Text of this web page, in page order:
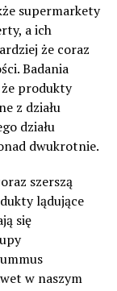
supermarkety
a ich
że coraz
Badania
produkty
z działu
działu
dwukrotnie.
szerszą
lądujące
się
w naszym